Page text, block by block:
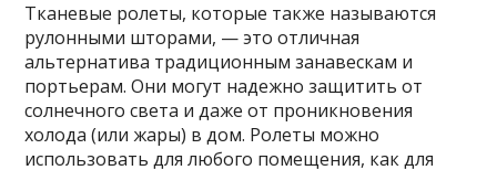
Тканевые ролеты, которые также называются
рулонными шторами, — это отличная
альтернатива традиционным занавескам и
портьерам. Они могут надежно защитить от
солнечного света и даже от проникновения
холода (или жары) в дом. Ролеты можно
использовать для любого помещения, как для